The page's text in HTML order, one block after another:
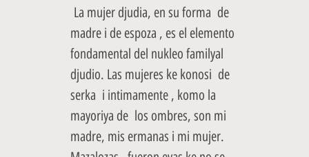
La mujer djudia, en su forma de
madre i de espoza , es el elemento
fondamental del nukleo familyal
djudio. Las mujeres ke konosi de
serka i intimamente , komo la
mayoriya de los ombres, son mi
madre, mis ermanas i mi mujer.